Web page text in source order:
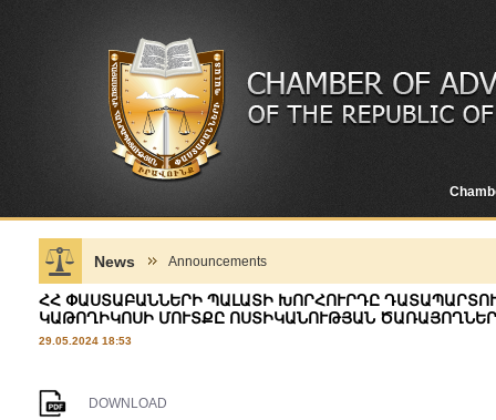
News Announcements
ՀՀ ՓԱՍՏԱԲԱՆՆԵՐԻ ՊԱԼԱՏԻ ԽՈՐՀՈՒՐԴԸ
ԿԱԹՈՂԻԿՈՍԻ ՄՈՒՏՔԸ ՈՍՏԻԿԱՆՈՒԹՅԱՆ
29.05.2024 18:53
DOWNLOAD